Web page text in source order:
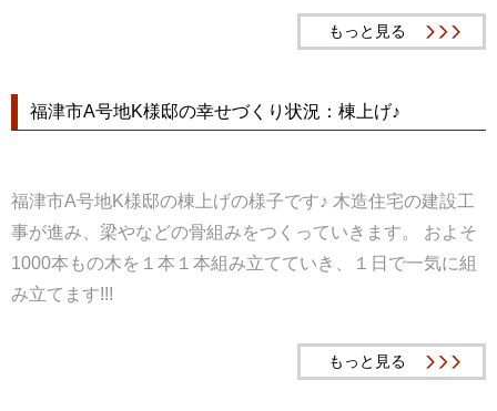
もっと見る
福津市A号地K様邸の幸せづくり状況：棟上げ♪
福津市A号地K様邸の棟上げの様子です♪ 木造住宅の建設工
事が進み、梁やなどの骨組みをつくっていきます。 およそ
1000本もの木を１本１本組み立てていき、１日で一気に組
み立てます!!!
もっと見る